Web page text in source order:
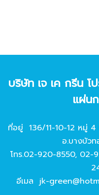
บริษัท เจ เค กรีน
แผ่น
ที่อยู่ 136/11-10-12 หมู่
อ.บางบัวท
โทร.02-920-8550, 02-
อีเมล jk-